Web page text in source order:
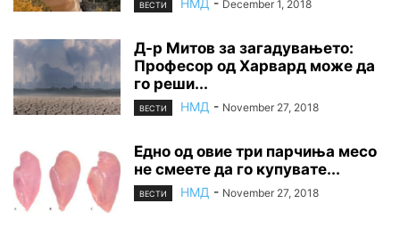
ВЕСТИ December 1, 2018
Д-р Митов за загадувањето:
Професор од Харвард може да
го реши...
ВЕСТИ НМД - November 27, 2018
Едно од овие три парчиња месо
не смеете да го купувате...
ВЕСТИ НМД - November 27, 2018